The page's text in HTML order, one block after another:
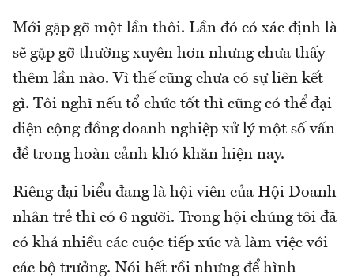
Mới gặp gỡ một lần thôi. Lần đó có xác định là
sẽ gặp gỡ thường xuyên hơn nhưng chưa thấy
thêm lần nào. Vì thế cũng chưa có sự liên kết
gì. Tôi nghĩ nếu tổ chức tốt thì cũng có thể đại
diện cộng đồng doanh nghiệp xử lý một số vấn
đề trong hoàn cảnh khó khăn hiện nay.
Riêng đại biểu đang là hội viên của Hội Doanh
nhân trẻ thì có 6 người. Trong hội chúng tôi đã
có khá nhiều các cuộc tiếp xúc và làm việc với
các bộ trưởng. Nói hết rồi nhưng để hình